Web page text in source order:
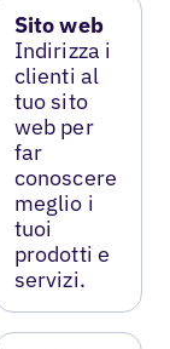
Sito web
Indirizza i
clienti al
tuo sito
web per
far
conoscere
meglio i
tuoi
prodotti e
servizi.